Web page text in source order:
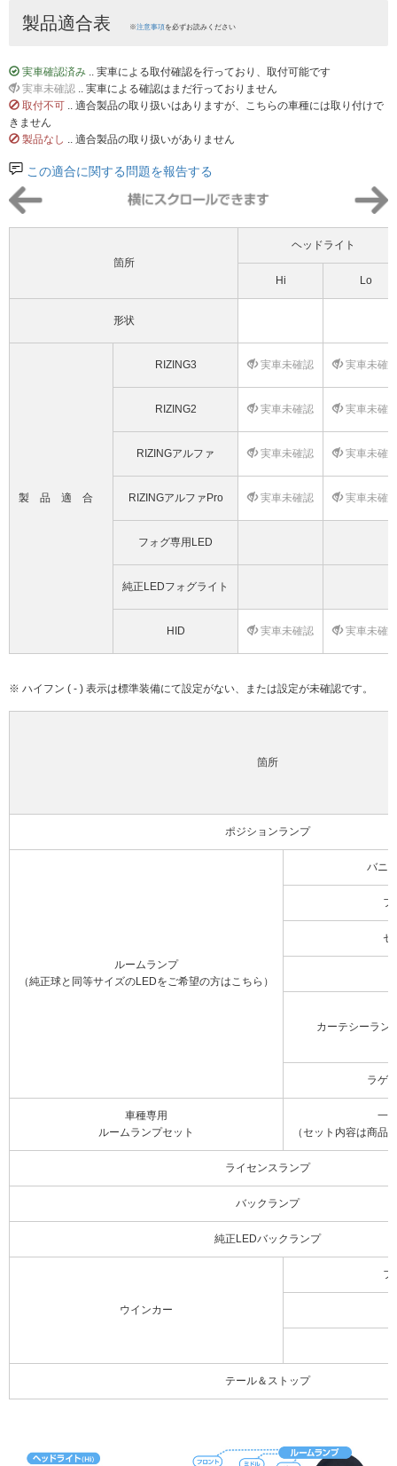
製品適合表 ※注意事項を必ずお読みください
実車確認済み .. 実車による取付確認を行っており、取付可能です
実車未確認 .. 実車による確認はまだ行っておりません
取付不可 .. 適合製品の取り扱いはありますが、こちらの車種には取り付けで
きません
製品なし .. 適合製品の取り扱いがありません
この適合に関する問題を報告する
箇所
ヘッドライト
Hi Lo
形状
製品適合
RIZING3 実車未確認 実車未確
RIZING2 実車未確認 実車未確
RIZINGアルファ 実車未確認 実車未確
RIZINGアルファPro 実車未確認 実車未確
フォグ専用LED
純正LEDフォグライト
HID 実車未確認 実車未確
※ ハイフン ( - ) 表示は標準装備にて設定がない、または設定が未確認です。
箇所
ポジションランプ
ルームランプ
（純正球と同等サイズのLEDをご希望の方はこちら）
バニ
フ
セ
カーテシーラン
ラゲ
車種専用
ルームランプセット
一
（セット内容は商品
ライセンスランプ
バックランプ
純正LEDバックランプ
ウインカー
フ
テール＆ストップ